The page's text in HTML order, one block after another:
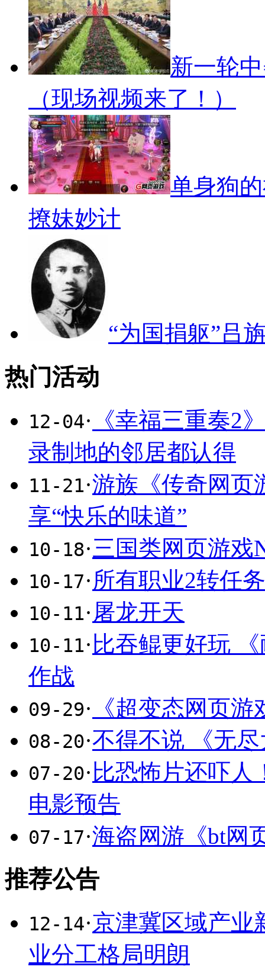
新一轮
（现场视频来了！）
单身狗
撩妹妙计
“为国捐躯”吕
热门活动
12-04· 《幸福三重奏2
录制地的邻居都认得
11-21·游族《传奇网页
享“快乐的味道”
10-18·三国类网页游戏
10-17·所有职业2转任
10-11· 屠龙开天
10-11· 比吞鲲更好玩
作战
09-29· 《超变态网页
08-20·不得不说 《无
07-20· 比恐怖片还吓人
电影预告
07-17·海盗网游《bt网
推荐公告
12-14·京津冀区域产业
业分工格局明朗